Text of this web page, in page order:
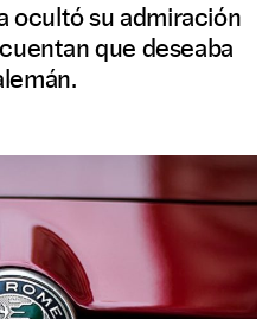
ocultó su admiración
que deseaba